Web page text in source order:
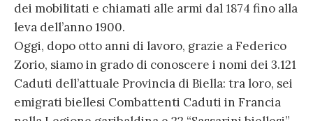
dei mobilitati e chiamati alle armi dal 1874 fino alla
leva dell’anno 1900.
Oggi, dopo otto anni di lavoro, grazie a Federico
Zorio, siamo in grado di conoscere i nomi dei 3.121
Caduti dell’attuale Provincia di Biella: tra loro, sei
emigrati biellesi Combattenti Caduti in Francia